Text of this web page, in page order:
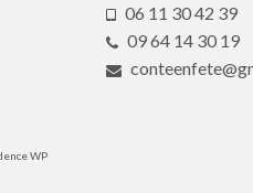
06 11 30 42 39
09 64 14 30 19
WP